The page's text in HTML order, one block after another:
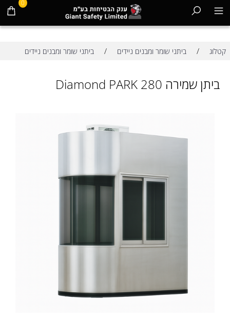
0
קטלוג / ביתני שומר ומבנים ניידים / ביתני שומר ומבנים ניידים
ביתן שמירה Diamond PARK 280